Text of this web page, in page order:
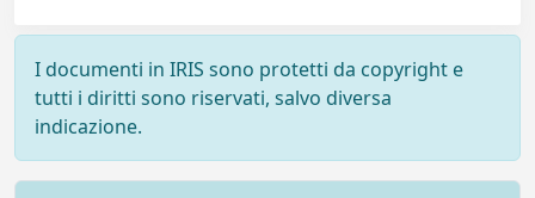
I documenti in IRIS sono protetti da copyright e
tutti i diritti sono riservati, salvo diversa
indicazione.